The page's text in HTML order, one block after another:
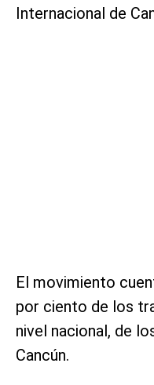
Internacional de
El movimiento
por ciento de los
nivel nacional, de
Cancún.